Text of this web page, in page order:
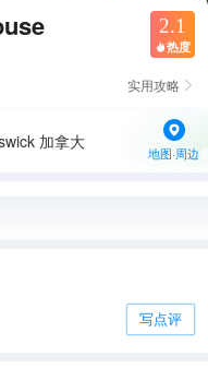
2.1
 热度
实用攻略 
加拿大
地图·周边
写点评